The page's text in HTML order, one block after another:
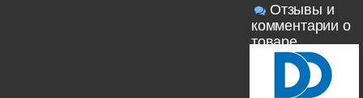
Отзывы и
комментарии о
товаре